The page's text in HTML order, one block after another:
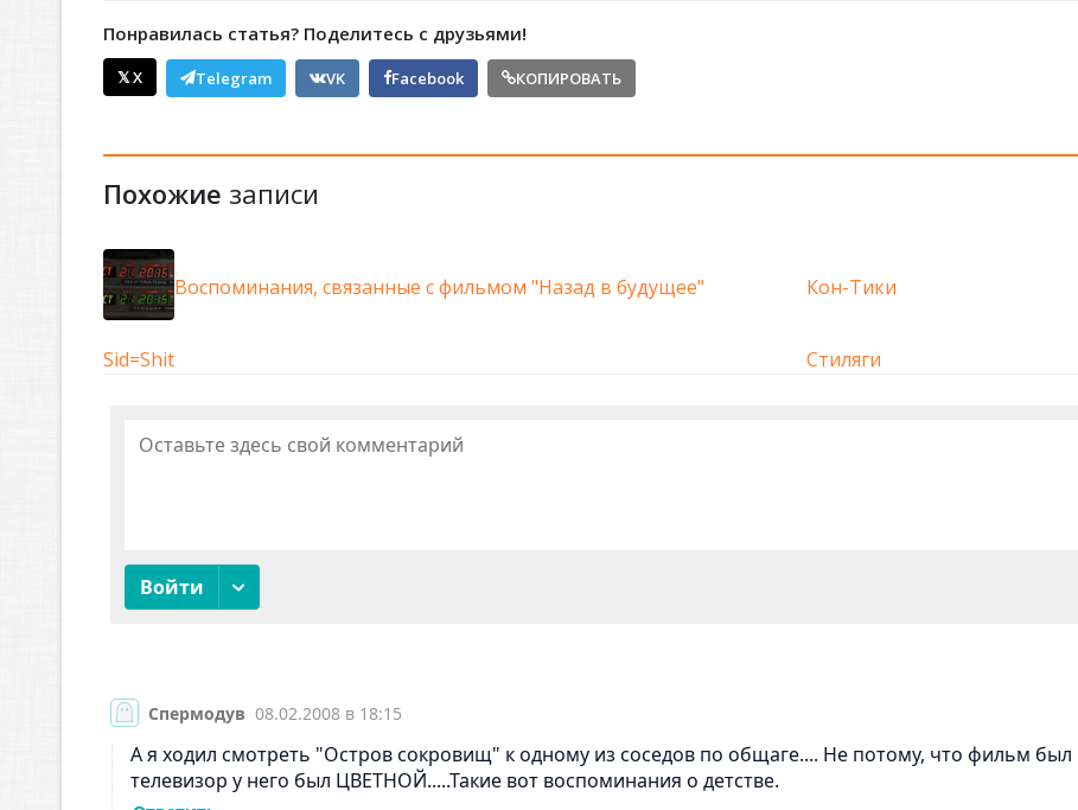
Понравилась статья? Поделитесь с друзьями!
𝕏 X Telegram VK Facebook КОПИРОВАТЬ
Похожие записи
Воспоминания, связанные с фильмом "Назад в будущее" Кон-Тики
Sid=Shit Стиляги